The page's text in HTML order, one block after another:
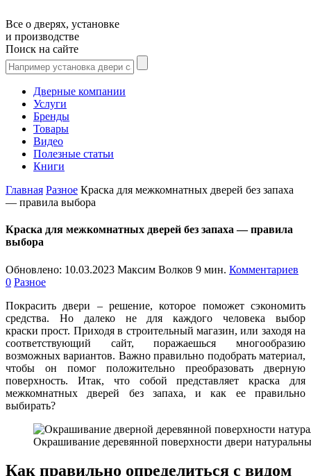
Все о дверях, установке
и производстве
Поиск на сайте
Дверные компании
Услуги
Бренды
Товары
Видео
Полезные статьи
Книги
Главная Разное Краска для межкомнатных дверей без запаха
— правила выбора
Краска для межкомнатных дверей без запаха — правила
выбора
Обновлено: 10.03.2023 Максим Волков 9 мин. Комментариев
0 Разное
Покрасить двери – решение, которое поможет сэкономить
средства. Но далеко не для каждого человека выбор
краски прост. Приходя в строительный магазин, или заходя на
соответствующий сайт, поражаешься многообразию
возможных вариантов. Важно правильно подобрать материал,
чтобы он помог положительно преобразовать дверную
поверхность. Итак, что собой представляет краска для
межкомнатных дверей без запаха, и как ее правильно
выбирать?
Окрашивание деревянной поверхности двери
Как правильно определиться с видом